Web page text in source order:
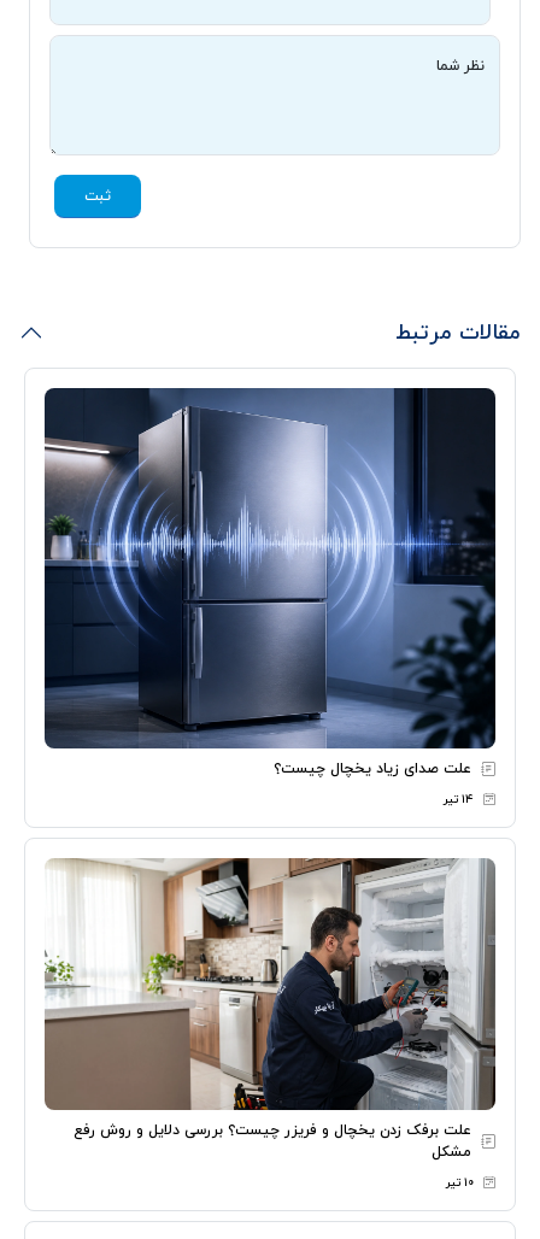
نظر شما
ثبت
مقالات مرتبط
علت صدای زیاد یخچال چیست؟
۱۴ تیر
علت برفک زدن یخچال و فریزر چیست؟ بررسی دلایل و روش رفع
مشکل
۱۰ تیر